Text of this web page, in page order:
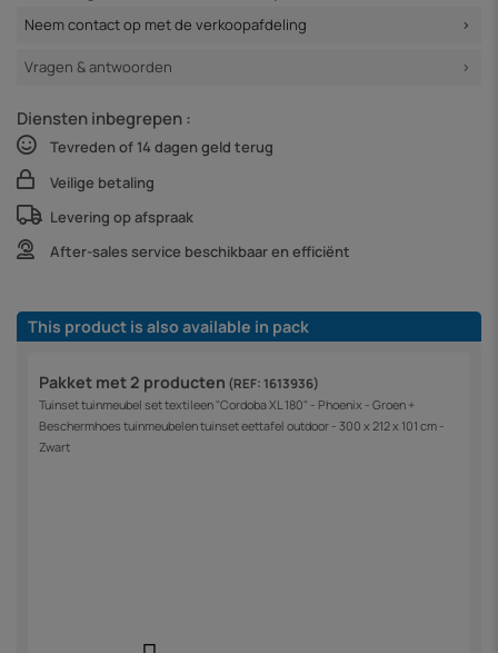
Neem contact op met de verkoopafdeling
Vragen & antwoorden
Diensten inbegrepen :
Tevreden of 14 dagen geld terug
Veilige betaling
Levering op afspraak
After-sales service beschikbaar en efficiënt
This product is also available in pack
Pakket met 2 producten (REF: 1613936)
Tuinset tuinmeubel set textileen "Cordoba XL 180" - Phoenix - Groen +
Beschermhoes tuinmeubelen tuinset eettafel outdoor - 300 x 212 x 101 cm -
Zwart